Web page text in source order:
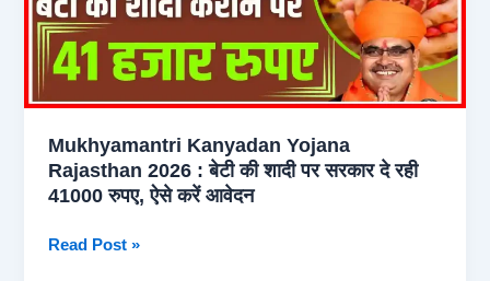
खेती
शुरू
करके
करें
दोगुना
से
अधिक
Mukhyamantri Kanyadan Yojana
Rajasthan 2026 : बेटी की शादी पर सरकार दे रही
41000 रुपए, ऐसे करें आवेदन
Mukhyamantri
Read Post »